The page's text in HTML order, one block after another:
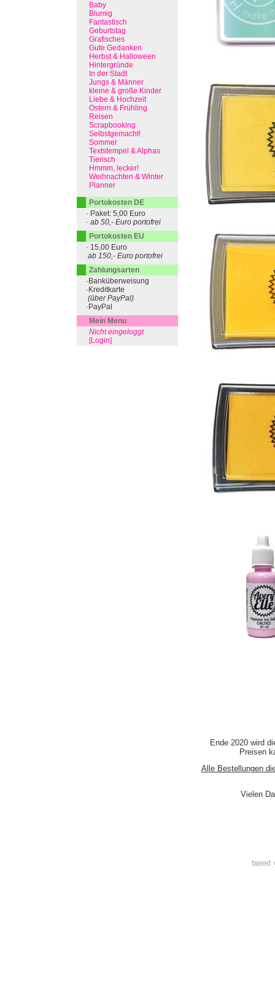
Ende 2020 wird
Preisen
Alle Bestellungen
Vielen
Baby
Blumig
Fantastisch
Geburtstag
Grafisches
Gute Gedanken
Herbst & Halloween
Hintergründe
In der Stadt
Jungs & Männer
kleine & große Kinder
Liebe & Hochzeit
Ostern & Frühling
Reisen
Scrapbooking
Selbstgemacht!
Sommer
Textstempel & Alphas
Tierisch
Hmmm, lecker!
Weihnachten & Winter
Planner
Portokosten DE
· Paket: 5,00 Euro
· ab 50,- Euro portofrei
Portokosten EU
· 15,00 Euro
ab 150,- Euro portofrei
Zahlungsarten
·Banküberweisung
·Kreditkarte
(über PayPal)
·PayPal
Mein Menu
Nicht eingeloggt
[Login]